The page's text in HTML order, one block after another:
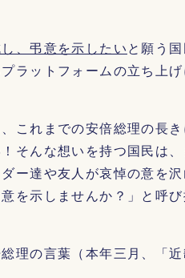
、弔意を示したいと願う
ラットフォームの立ち上げ
これまでの安倍総理の長
そんな想いを持つ国民は
ー達や友人が哀悼の意を沢
を示しませんか？」と呼び
理の言葉（本年三月、「